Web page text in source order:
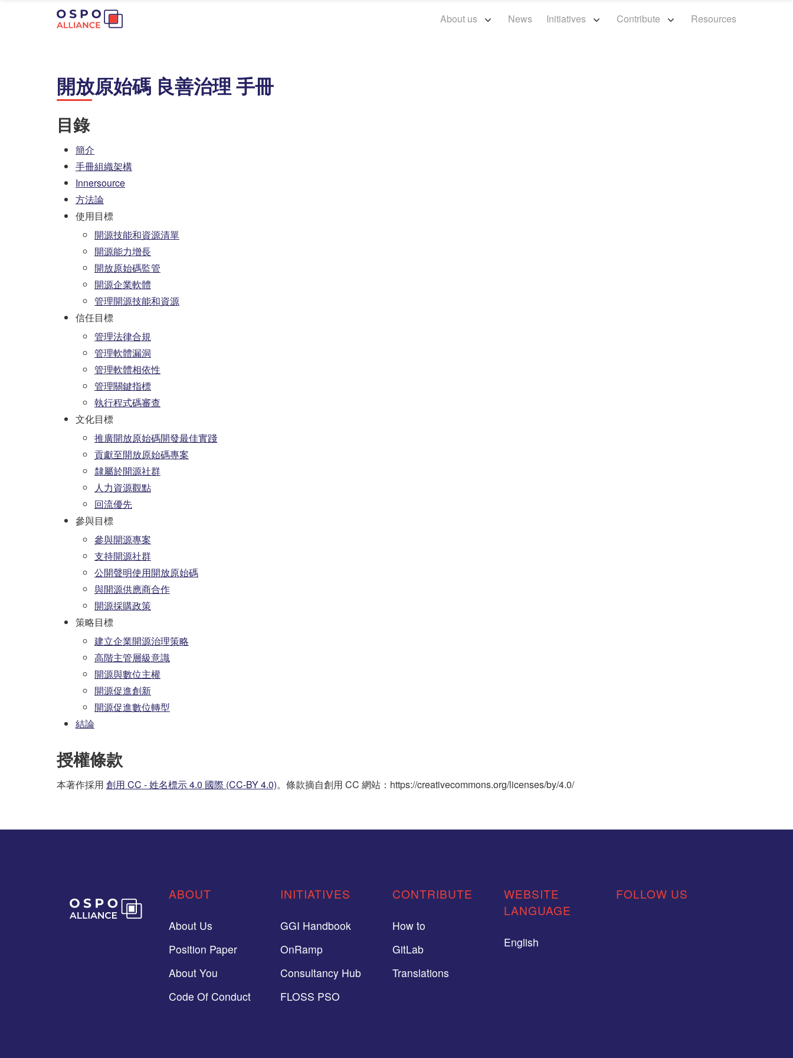
About us News Initiatives Contribute Resources
開放原始碼 良善治理 手冊
目錄
簡介
手冊組織架構
Innersource
方法論
使用目標
開源技能和資源清單
開源能力增長
開放原始碼監管
開源企業軟體
管理開源技能和資源
信任目標
管理法律合規
管理軟體漏洞
管理軟體相依性
管理關鍵指標
執行程式碼審查
文化目標
推廣開放原始碼開發最佳實踐
貢獻至開放原始碼專案
隸屬於開源社群
人力資源觀點
回流優先
參與目標
參與開源專案
支持開源社群
公開聲明使用開放原始碼
與開源供應商合作
開源採購政策
策略目標
建立企業開源治理策略
高階主管層級意識
開源與數位主權
開源促進創新
開源促進數位轉型
結論
授權條款
本著作採用 創用 CC - 姓名標示 4.0 國際 (CC-BY 4.0)。條款摘自創用 CC 網站：https://creativecommons.org/licenses/by/4.0/
ABOUT
About Us
Position Paper
About You
Code Of Conduct
INITIATIVES
GGI Handbook
OnRamp
Consultancy Hub
FLOSS PSO
CONTRIBUTE
How to
GitLab
Translations
WEBSITE
LANGUAGE
English
FOLLOW US